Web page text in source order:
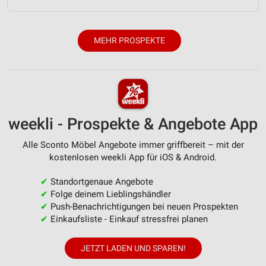
MEHR PROSPEKTE
weekli - Prospekte & Angebote App
Alle Sconto Möbel Angebote immer griffbereit – mit der
kostenlosen weekli App für iOS & Android.
✔ Standortgenaue Angebote
✔ Folge deinem Lieblingshändler
✔ Push-Benachrichtigungen bei neuen Prospekten
✔ Einkaufsliste - Einkauf stressfrei planen
JETZT LADEN UND SPAREN!
Geräte anhand von aktiv angeforderten
Informationen identifizieren
Funktional
Werbung